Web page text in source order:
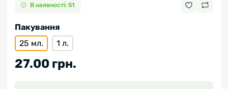
В наявності: 51
Пакування
25 мл.
1 л.
27.00 грн.